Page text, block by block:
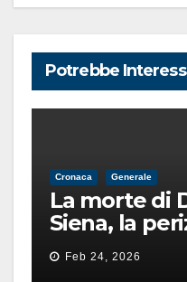
Potrebbe
Cronaca Generale
La morte di
Siena, la
pista di
finita male
Feb 24, 2026